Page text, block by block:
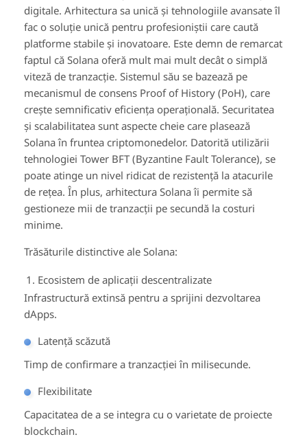
digitale. Arhitectura sa unică și tehnologiile avansate îl
fac o soluție unică pentru profesioniștii care caută
platforme stabile și inovatoare. Este demn de remarcat
faptul că Solana oferă mult mai mult decât o simplă
viteză de tranzacție. Sistemul său se bazează pe
mecanismul de consens Proof of History (PoH), care
crește semnificativ eficiența operațională. Securitatea
și scalabilitatea sunt aspecte cheie care plasează
Solana în fruntea criptomonedelor. Datorită utilizării
tehnologiei Tower BFT (Byzantine Fault Tolerance), se
poate atinge un nivel ridicat de rezistență la atacurile
de rețea. În plus, arhitectura Solana îi permite să
gestioneze mii de tranzacții pe secundă la costuri
minime.
Trăsăturile distinctive ale Solana:
Ecosistem de aplicații descentralizate
Infrastructură extinsă pentru a sprijini dezvoltarea
dApps.
Latență scăzută
Timp de confirmare a tranzacției în milisecunde.
Flexibilitate
Capacitatea de a se integra cu o varietate de proiecte
blockchain.